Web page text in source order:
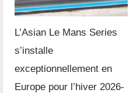
L’Asian Le Mans Series
s’installe
exceptionnellement en
Europe pour l’hiver 2026-